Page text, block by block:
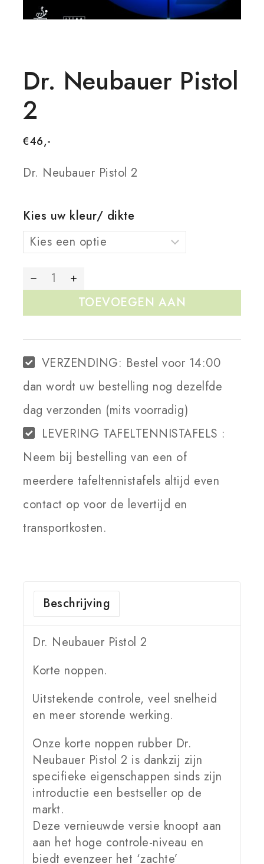
Dr. Neubauer Pistol
2
€46,-
Dr. Neubauer Pistol 2
Kies uw kleur/ dikte
TOEVOEGEN AAN
VERZENDING: Bestel voor 14:00
dan wordt uw bestelling nog dezelfde
dag verzonden (mits voorradig)
LEVERING TAFELTENNISTAFELS :
Neem bij bestelling van een of
meerdere tafeltennistafels altijd even
contact op voor de levertijd en
transportkosten.
Beschrijving
Dr. Neubauer Pistol 2
Korte noppen.
Uitstekende controle, veel snelheid
en meer storende werking.
Onze korte noppen rubber Dr.
Neubauer Pistol 2 is dankzij zijn
specifieke eigenschappen sinds zijn
introductie een bestseller op de
markt.
Deze vernieuwde versie knoopt aan
aan het hoge controle-niveau en
biedt evenzeer het ‘zachte’